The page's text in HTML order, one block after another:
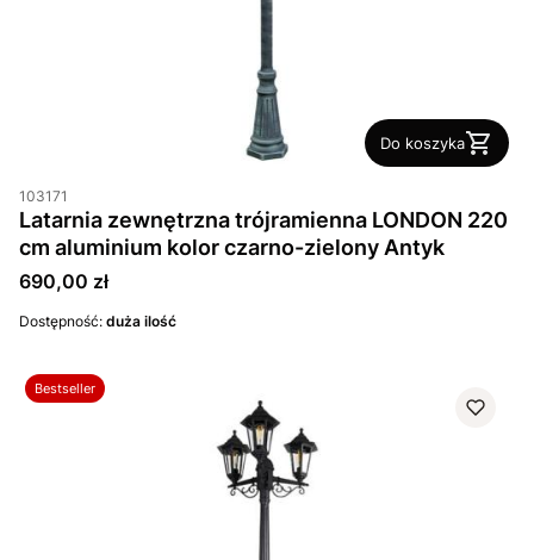
Do koszyka
103171
Latarnia zewnętrzna trójramienna LONDON 220
cm aluminium kolor czarno-zielony Antyk
Cena
690,00 zł
Dostępność: duża ilość
Bestseller